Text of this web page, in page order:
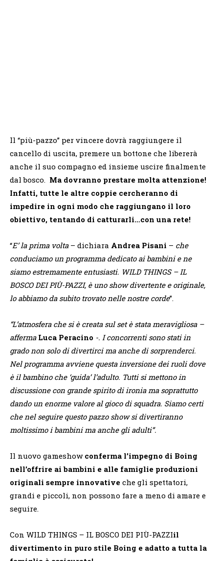
Il “più-pazzo” per vincere dovrà raggiungere il
cancello di uscita, premere un bottone che libererà
anche il suo compagno ed insieme uscire finalmente
dal bosco. Ma dovranno prestare molta attenzione!
Infatti, tutte le altre coppie cercheranno di
impedire in ogni modo che raggiungano il loro
obiettivo, tentando di catturarli…con una rete!
“E’ la prima volta – dichiara Andrea Pisani – che
conduciamo un programma dedicato ai bambini e ne
siamo estremamente entusiasti. WILD THINGS – IL
BOSCO DEI PIÙ-PAZZI, è uno show divertente e originale,
lo abbiamo da subito trovato nelle nostre corde”.
“L’atmosfera che si è creata sul set è stata meravigliosa –
afferma Luca Peracino -. I concorrenti sono stati in
grado non solo di divertirci ma anche di sorprenderci.
Nel programma avviene questa inversione dei ruoli dove
è il bambino che ‘guida’ l’adulto. Tutti si mettono in
discussione con grande spirito di ironia ma soprattutto
dando un enorme valore al gioco di squadra. Siamo certi
che nel seguire questo pazzo show si divertiranno
moltissimo i bambini ma anche gli adulti”.
Il nuovo gameshow conferma l’impegno di Boing
nell’offrire ai bambini e alle famiglie produzioni
originali sempre innovative che gli spettatori,
grandi e piccoli, non possono fare a meno di amare e
seguire.
Con WILD THINGS – IL BOSCO DEI PIÙ-PAZZIil
divertimento in puro stile Boing e adatto a tutta la